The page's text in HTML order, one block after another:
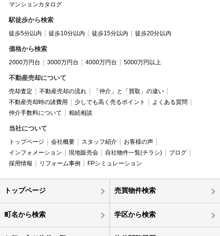
マンションカタログ
駅徒歩から検索
徒歩5分以内 徒歩10分以内 徒歩15分以内 徒歩20分以内
価格から検索
2000万円台 3000万円台 4000万円台 5000万円以上
不動産売却について
売却査定 不動産売却の流れ
「仲介」と「買取」の違い
不動産売却時の諸費用
少しでも高く売るポイント
よくある質問
仲介手数料について
相続相談
当社について
トップページ 会社概要 スタッフ紹介
お客様の声
インフォメーション
現地販売会 自社物件一覧(チラシ)
ブログ
採用情報
リフォーム事例 FPシミュレーション
トップページ 売買物件検索
町名から検索 学区から検索